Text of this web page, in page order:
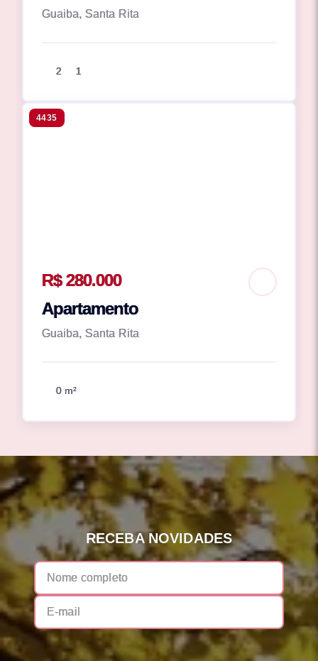
Guaiba, Santa Rita
2 1
4435
R$ 280.000
Apartamento
Guaiba, Santa Rita
0 m²
RECEBA NOVIDADES